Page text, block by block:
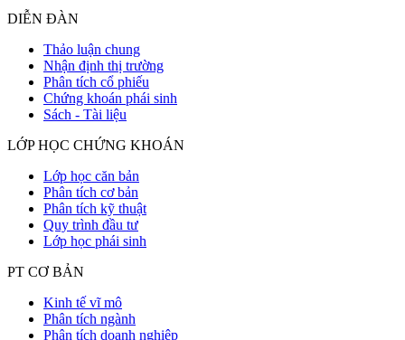
DIỄN ĐÀN
Thảo luận chung
Nhận định thị trường
Phân tích cổ phiếu
Chứng khoán phái sinh
Sách - Tài liệu
LỚP HỌC CHỨNG KHOÁN
Lớp học căn bản
Phân tích cơ bản
Phân tích kỹ thuật
Quy trình đầu tư
Lớp học phái sinh
PT CƠ BẢN
Kinh tế vĩ mô
Phân tích ngành
Phân tích doanh nghiệp